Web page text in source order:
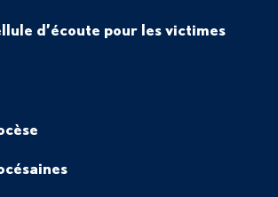
d’écoute pour les victimes